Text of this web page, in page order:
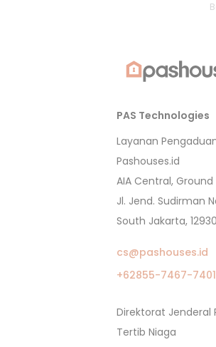
PAS Technologies
Layanan
Pashouses.id
AIA Central, Ground
Jl. Jend. Sudirman
South Jakarta,
cs@pashouses.id
+62855-7467-
Direktorat Jenderal
Tertib Niaga